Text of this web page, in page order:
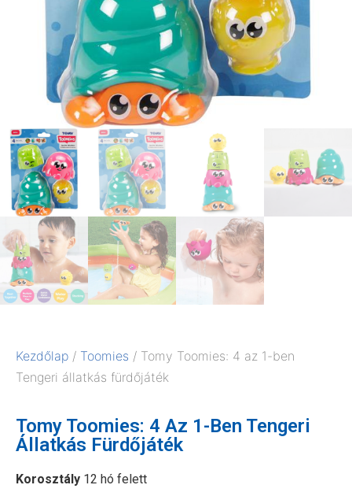
Kezdőlap / Toomies / Tomy Toomies: 4 az 1-ben
Tengeri állatkás fürdőjáték
Tomy Toomies: 4 Az 1-Ben Tengeri
Állatkás Fürdőjáték
Korosztály 12 hó felett